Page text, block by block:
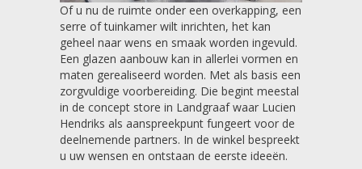
Of u nu de ruimte onder een overkapping, een
serre of tuinkamer wilt inrichten, het kan
geheel naar wens en smaak worden ingevuld.
Een glazen aanbouw kan in allerlei vormen en
maten gerealiseerd worden. Met als basis een
zorgvuldige voorbereiding. Die begint meestal
in de concept store in Landgraaf waar Lucien
Hendriks als aanspreekpunt fungeert voor de
deelnemende partners. In de winkel bespreekt
u uw wensen en ontstaan de eerste ideeën.